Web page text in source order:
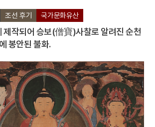
묵
폭발 사고
임시인민위원회
경
천사지 십층석탑
조선 후기 국가문화유산
작되어 승보(僧寶)사찰로 알려진 순천
봉안된 불화.